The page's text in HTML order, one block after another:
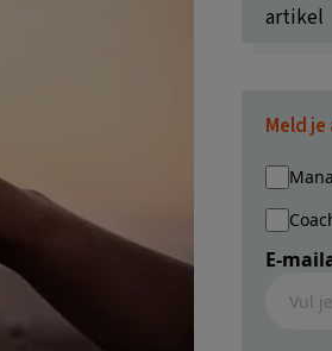
artikel
Meld
E-